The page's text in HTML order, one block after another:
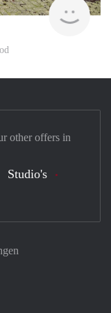
other offers in
Studio's